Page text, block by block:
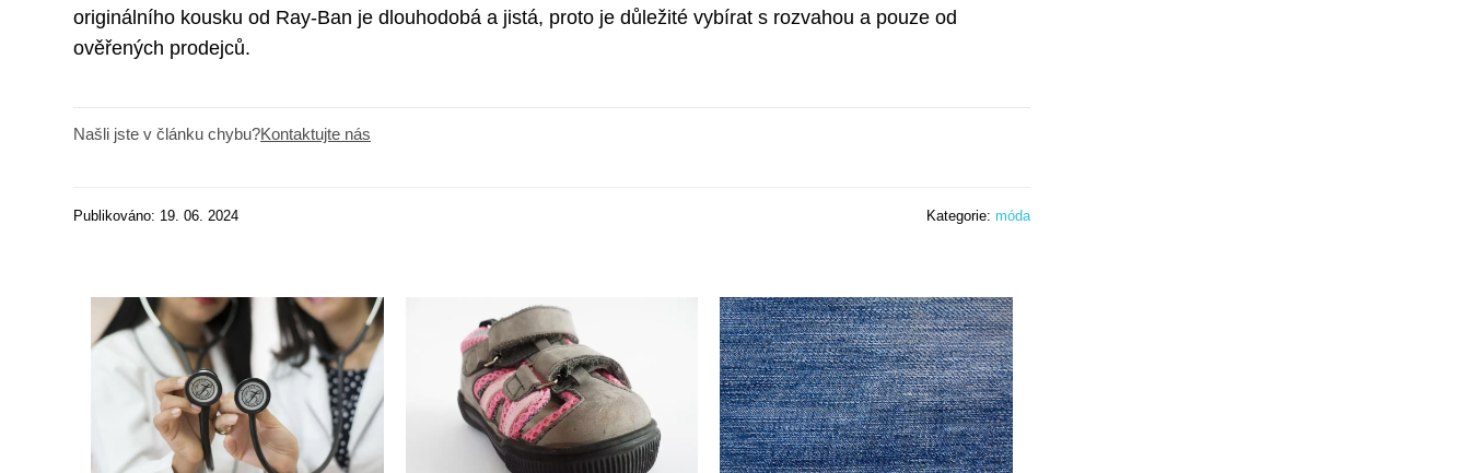
originálního kousku od Ray-Ban je dlouhodobá a jistá, proto je důležité vybírat s rozvahou a pouze od
ověřených prodejců.
Našli jste v článku chybu?Kontaktujte nás
Publikováno: 19. 06. 2024 Kategorie: móda